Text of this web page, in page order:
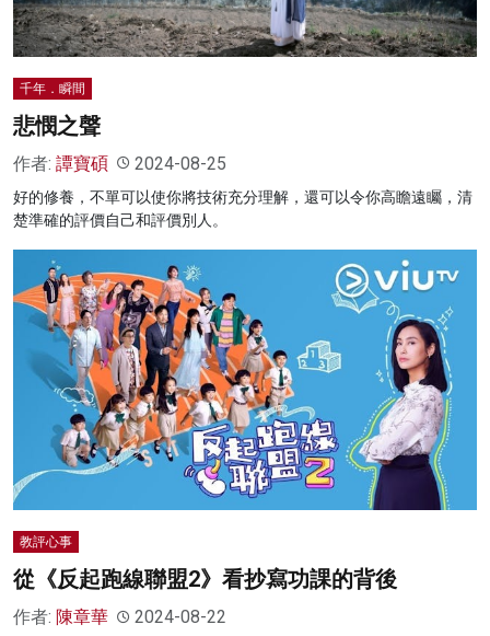
千年．瞬間
悲憫之聲
作者: 譚寶碩 2024-08-25
好的修養，不單可以使你將技術充分理解，還可以令你高瞻遠矚，清
楚準確的評價自己和評價別人。
教評心事
從《反起跑線聯盟2》看抄寫功課的背後
作者: 陳章華 2024-08-22